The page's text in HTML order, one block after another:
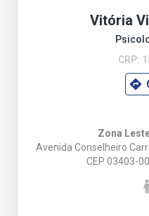
Vitória
CRP:
Zona
Avenida Conselheiro
CEP 03403-